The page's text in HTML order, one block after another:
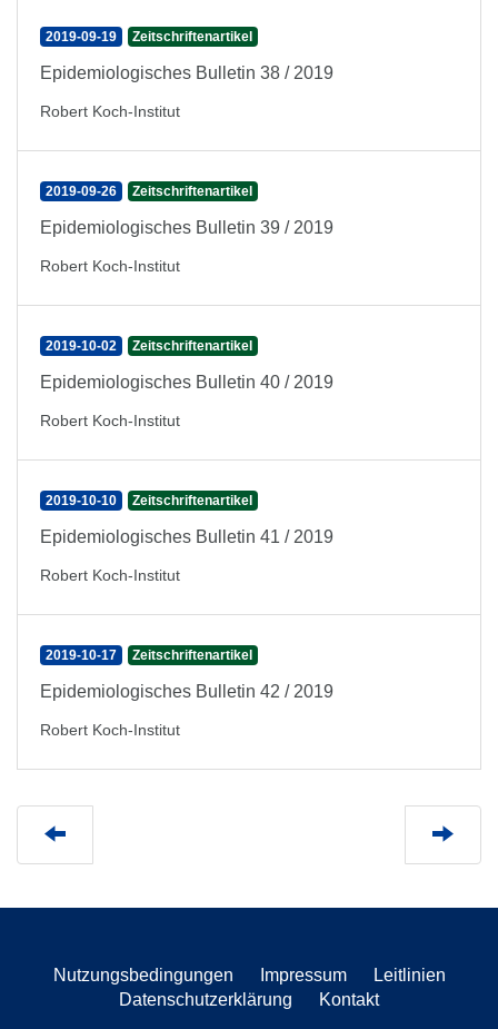
2019-09-19 Zeitschriftenartikel
Epidemiologisches Bulletin 38 / 2019
Robert Koch-Institut
2019-09-26 Zeitschriftenartikel
Epidemiologisches Bulletin 39 / 2019
Robert Koch-Institut
2019-10-02 Zeitschriftenartikel
Epidemiologisches Bulletin 40 / 2019
Robert Koch-Institut
2019-10-10 Zeitschriftenartikel
Epidemiologisches Bulletin 41 / 2019
Robert Koch-Institut
2019-10-17 Zeitschriftenartikel
Epidemiologisches Bulletin 42 / 2019
Robert Koch-Institut
Nutzungsbedingungen Impressum
Leitlinien
Datenschutzerklärung
Kontakt